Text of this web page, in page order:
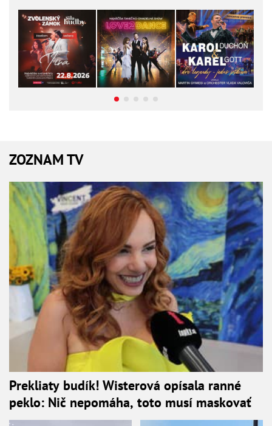
ZOZNAM TV
Prekliaty budík! Wisterová opísala ranné
peklo: Nič nepomáha, toto musí maskovať